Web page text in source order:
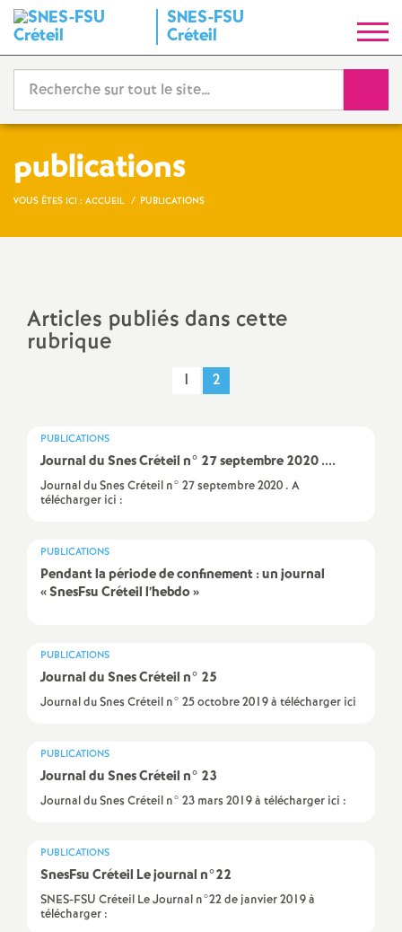
SNES-FSU
Créteil
y
n
a
t
o
l
e
E
publications
VOUS ÊTES ICI : ACCUEIL PUBLICATIONS
Articles publiés dans cette
rubrique
1 2
PUBLICATIONS
Journal du Snes Créteil n° 27 septembre 2020 ....
Journal du Snes Créteil n° 27 septembre 2020 . A
télécharger ici :
PUBLICATIONS
Pendant la période de confinement : un journal
«SnesFsu Créteil l’hebdo»
PUBLICATIONS
Journal du Snes Créteil n° 25
Journal du Snes Créteil n° 25 octobre 2019 à télécharger ici
PUBLICATIONS
Journal du Snes Créteil n° 23
Journal du Snes Créteil n° 23 mars 2019 à télécharger ici :
PUBLICATIONS
SnesFsu Créteil Le journal n°22
SNES-FSU Créteil Le Journal n°22 de janvier 2019 à
télécharger :